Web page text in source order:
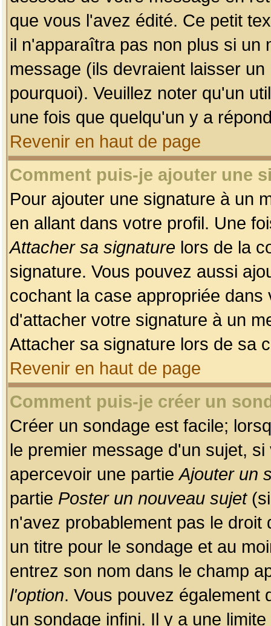
que vous l'avez édité. Ce petit
il n'apparaîtra pas non plus si un
message (ils devraient laisser
pourquoi). Veuillez noter qu'un
une fois que quelqu'un y a
Revenir en haut de page
Comment puis-je ajouter une
Pour ajouter une signature à un
en allant dans votre profil. Une
Attacher sa signature lors de la
signature. Vous pouvez aussi
cochant la case appropriée
d'attacher votre signature à un
Attacher sa signature lors de sa
Revenir en haut de page
Comment puis-je créer un
Créer un sondage est facile;
le premier message d'un sujet,
apercevoir une partieAjouter un
partie Poster un nouveau sujet(si
n'avez probablement pas le
un titre pour le sondage et au
entrez son nom dans le champ
l'option. Vous pouvez également
un sondage infini. Il y a une